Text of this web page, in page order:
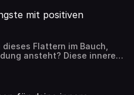
Ausrichtung. Die gute
Manifestationskraft in […]
mit positiven
Flattern im Bauch,
ansteht? Diese innere
nicht, zu riskant“?
furchtlos zu werden –
ihr Leben lang in ihrer